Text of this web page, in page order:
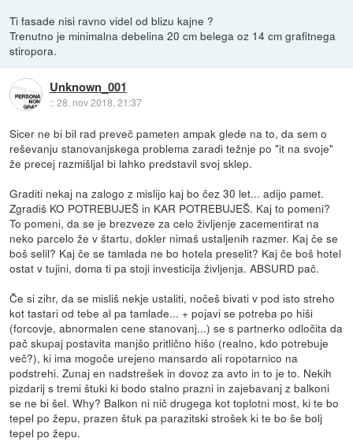
Ti fasade nisi ravno videl od blizu kajne ?
Trenutno je minimalna debelina 20 cm belega oz 14 cm grafitnega
stiropora.
Unknown_001
::28. nov 2018, 21:37
Sicer ne bi bil rad preveč pameten ampak glede na to, da sem o
reševanju stanovanjskega problema zaradi težnje po "it na svoje"
že precej razmišljal bi lahko predstavil svoj sklep.
Graditi nekaj na zalogo z mislijo kaj bo čez 30 let... adijo pamet.
Zgradiš KO POTREBUJEŠ in KAR POTREBUJEŠ. Kaj to pomeni?
To pomeni, da se je brezveze za celo življenje zacementirat na
neko parcelo že v štartu, dokler nimaš ustaljenih razmer. Kaj če se
boš selil? Kaj če se tamlada ne bo hotela preselit? Kaj če boš hotel
ostat v tujini, doma ti pa stoji investicija življenja. ABSURD pač.
Če si zihr, da se misliš nekje ustaliti, nočeš bivati v pod isto streho
kot tastari od tebe al pa tamlade... + pojavi se potreba po hiši
(forcovje, abnormalen cene stanovanj...) se s partnerko odločita da
pač skupaj postavita manjšo pritlično hišo (realno, kdo potrebuje
več?), ki ima mogoče urejeno mansardo ali ropotarnico na
podstrehi. Zunaj en nadstrešek in dovoz za avto in to je to. Nekih
pizdarij s tremi štuki ki bodo stalno prazni in zajebavanj z balkoni
se ne bi šel. Why? Balkon ni nič drugega kot toplotni most, ki te bo
tepel po žepu, prazen štuk pa parazitski strošek ki te bo še bolj
tepel po žepu.